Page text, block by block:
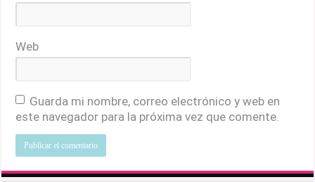
Web
Guarda mi nombre, correo electrónico y web en
este navegador para la próxima vez que comente.